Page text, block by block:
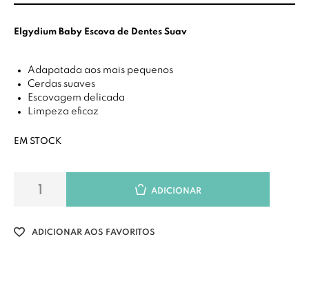
Elgydium Baby Escova de Dentes Suav
Adapatada aos mais pequenos
Cerdas suaves
Escovagem delicada
Limpeza eficaz
EM STOCK
ADICIONAR
ADICIONAR AOS FAVORITOS